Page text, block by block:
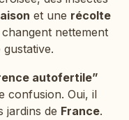
et une récolte
nettement
autofertile”
confusion. Oui, il
jardins de France.